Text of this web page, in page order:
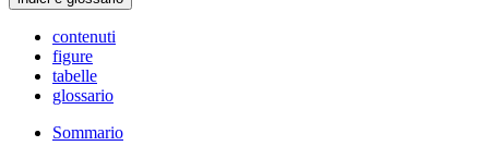
contenuti
figure
tabelle
glossario
Sommario